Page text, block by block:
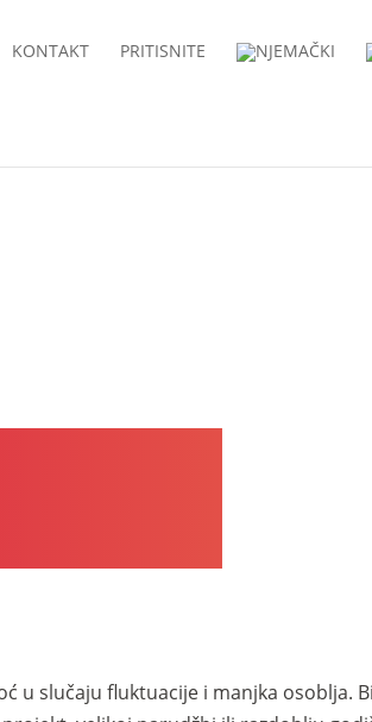
KONTAKT PRITISNITE
u slučaju fluktuacije i manjka osoblja.